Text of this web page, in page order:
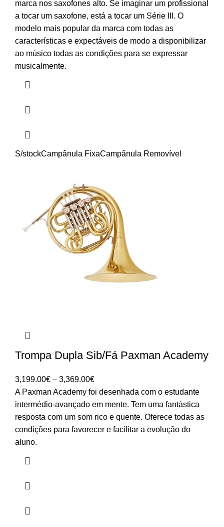
marca nos saxofones alto. Se imaginar um profissional
a tocar um saxofone, está a tocar um Série III. O
modelo mais popular da marca com todas as
características e expectáveis de modo a disponibilizar
ao músico todas as condições para se expressar
musicalmente.
S/stockCampânula FixaCampânula Removível
Trompa Dupla Sib/Fá Paxman Academy
3,199.00€ – 3,369.00€Price
range:
3,199.00€
through
3,369.00€
A Paxman Academy foi desenhada com o estudante
intermédio-avançado em mente. Tem uma fantástica
resposta com um som rico e quente. Oferece todas as
condições para favorecer e facilitar a evolução do
aluno.